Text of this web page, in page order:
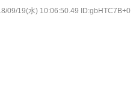
09/19(水) 10:06:50.49 ID:gbHTC7B+0